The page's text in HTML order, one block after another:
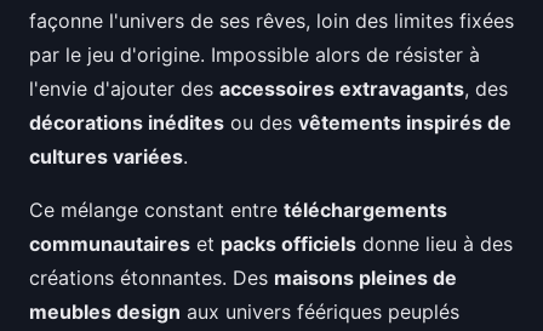
façonne l'univers de ses rêves, loin des limites fixées
par le jeu d'origine. Impossible alors de résister à
l'envie d'ajouter des accessoires extravagants, des
décorations inédites ou des vêtements inspirés de
cultures variées.
Ce mélange constant entre téléchargements
communautaires et packs officiels donne lieu à des
créations étonnantes. Des maisons pleines de
meubles design aux univers féériques peuplés